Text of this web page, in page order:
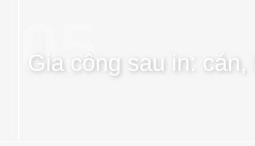
Gia công sau in: cán,
05.